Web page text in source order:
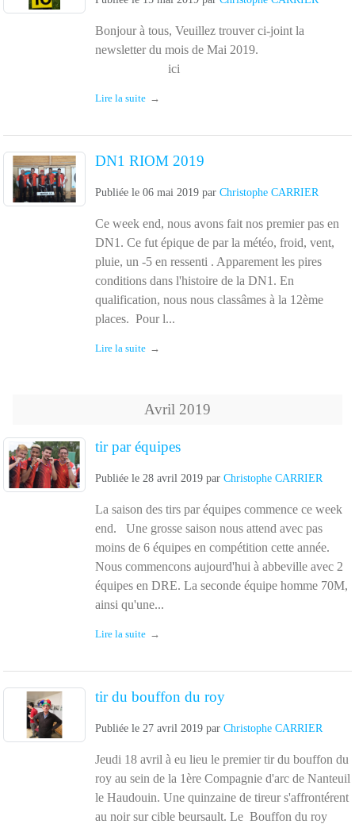
Bonjour à tous, Veuillez trouver ci-joint la
newsletter du mois de Mai 2019.
ici
Lire la suite
DN1 RIOM 2019
Publiée le 06 mai 2019 par Christophe CARRIER
Ce week end, nous avons fait nos premier pas en
DN1. Ce fut épique de par la météo, froid, vent,
pluie, un -5 en ressenti . Apparement les pires
conditions dans l'histoire de la DN1. En
qualification, nous nous classâmes à la 12ème
places. Pour l...
Lire la suite
Avril 2019
tir par équipes
Publiée le 28 avril 2019 par Christophe CARRIER
La saison des tirs par équipes commence ce week
end. Une grosse saison nous attend avec pas
moins de 6 équipes en compétition cette année.
Nous commencons aujourd'hui à abbeville avec 2
équipes en DRE. La seconde équipe homme 70M,
ainsi qu'une...
Lire la suite
tir du bouffon du roy
Publiée le 27 avril 2019 par Christophe CARRIER
Jeudi 18 avril à eu lieu le premier tir du bouffon du
roy au sein de la 1ère Compagnie d'arc de Nanteuil
le Haudouin. Une quinzaine de tireur s'affrontérent
au noir sur cible beursault. Le Bouffon du roy